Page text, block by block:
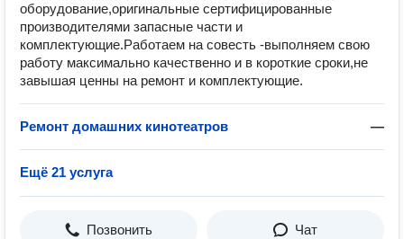
оборудование,оригинальные сертифицированные
производителями запасные части и
комплектующие.Работаем на совесть -выполняем свою
работу максимально качественно и в короткие сроки,не
завышая ценны на ремонт и комплектующие.
Ремонт домашних кинотеатров —
Ещё 21 услуга
Позвонить Чат